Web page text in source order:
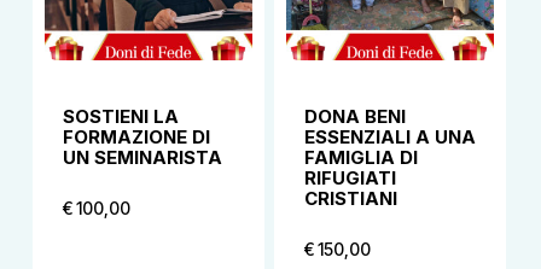
SOSTIENI LA
FORMAZIONE DI
UN SEMINARISTA
€100,00€
DONA BENI
ESSENZIALI A UNA
FAMIGLIA DI
RIFUGIATI
CRISTIANI
€150,00